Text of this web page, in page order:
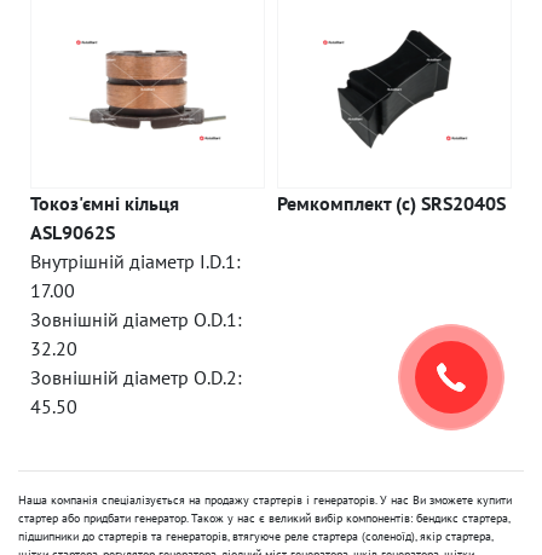
Токоз'ємні кільця
ASL9062S
Внутрішній діаметр I.D.1:
17.00
Зовнішній діаметр O.D.1:
32.20
Зовнішній діаметр O.D.2:
45.50
Ремкомплект (c) SRS2040S
Наша компанія спеціалізується на продажу стартерів і генераторів. У нас Ви зможете купити
стартер або придбати генератор. Також у нас є великий вибір компонентів: бендикс стартера,
підшипники до стартерів та генераторів, втягуюче реле стартера (соленоїд), якір стартера,